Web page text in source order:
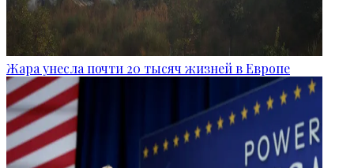
Жара унесла почти 20 тысяч жизней в Европе